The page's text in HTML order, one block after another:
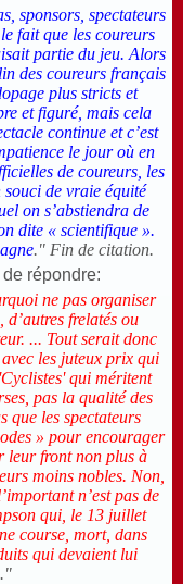
sponsors, spectateurs
fait que les coureurs
partie du jeu. Alors
des coureurs français
plus stricts et
et figuré, mais cela
continue et c’est
le jour où en
de coureurs, les
de vraie équité
on s’abstiendra de
dite « scientifique ».
." Fin de citation.
répondre:
ne pas organiser
d’autres frelatés ou
... Tout serait donc
les juteux prix qui
qui méritent
pas la qualité des
que les spectateurs
» pour encourager
leur front non plus à
moins nobles. Non,
n’est pas de
qui, le 13 juillet
course, mort, dans
qui devaient lui
."